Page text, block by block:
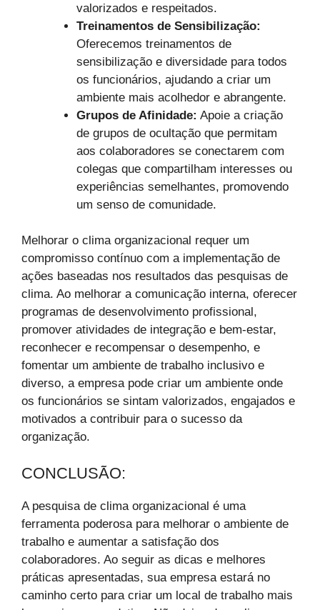
valorizados e respeitados.
Treinamentos de Sensibilização:
Oferecemos treinamentos de
sensibilização e diversidade para todos
os funcionários, ajudando a criar um
ambiente mais acolhedor e abrangente.
Grupos de Afinidade: Apoie a criação
de grupos de ocultação que permitam
aos colaboradores se conectarem com
colegas que compartilham interesses ou
experiências semelhantes, promovendo
um senso de comunidade.
Melhorar o clima organizacional requer um
compromisso contínuo com a implementação de
ações baseadas nos resultados das pesquisas de
clima. Ao melhorar a comunicação interna, oferecer
programas de desenvolvimento profissional,
promover atividades de integração e bem-estar,
reconhecer e recompensar o desempenho, e
fomentar um ambiente de trabalho inclusivo e
diverso, a empresa pode criar um ambiente onde
os funcionários se sintam valorizados, engajados e
motivados a contribuir para o sucesso da
organização.
CONCLUSÃO:
A pesquisa de clima organizacional é uma
ferramenta poderosa para melhorar o ambiente de
trabalho e aumentar a satisfação dos
colaboradores. Ao seguir as dicas e melhores
práticas apresentadas, sua empresa estará no
caminho certo para criar um local de trabalho mais